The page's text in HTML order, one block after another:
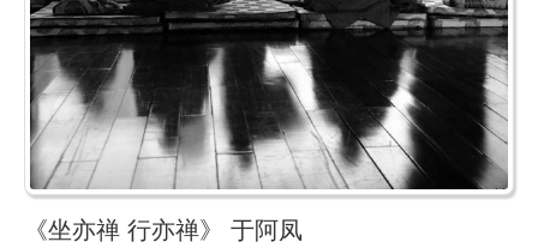
《坐亦禅 行亦禅》 于阿凤